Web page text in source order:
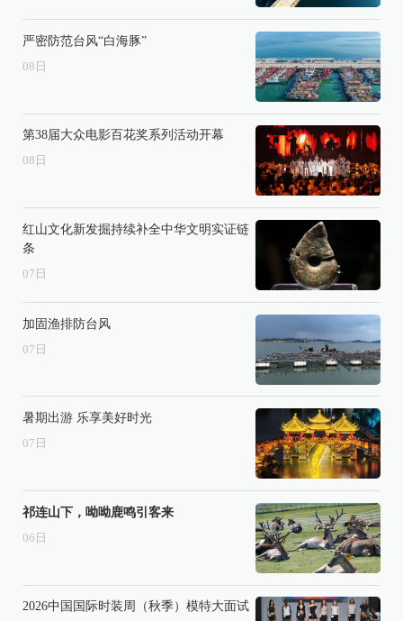
严密防范台风“白海豚”
08 日
第38届大众电影百花奖系列活动开幕
08 日
红山文化新发掘持续补全中华文明实证链
条
07 日
加固渔排防台风
07 日
暑期出游 乐享美好时光
07 日
祁连山下，呦呦鹿鸣引客来
06 日
2026中国国际时装周（秋季）模特大面试